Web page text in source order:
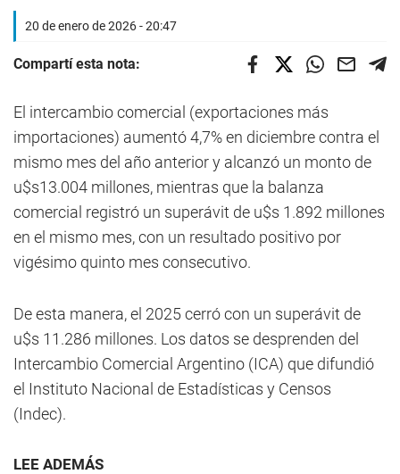
20 de enero de 2026 - 20:47
Compartí esta nota:
El intercambio comercial (exportaciones más
importaciones) aumentó 4,7% en diciembre contra el
mismo mes del año anterior y alcanzó un monto de
u$s13.004 millones, mientras que la balanza
comercial registró un superávit de u$s 1.892 millones
en el mismo mes, con un resultado positivo por
vigésimo quinto mes consecutivo.
De esta manera, el 2025 cerró con un superávit de
u$s 11.286 millones. Los datos se desprenden del
Intercambio Comercial Argentino (ICA) que difundió
el Instituto Nacional de Estadísticas y Censos
(Indec).
LEE ADEMÁS